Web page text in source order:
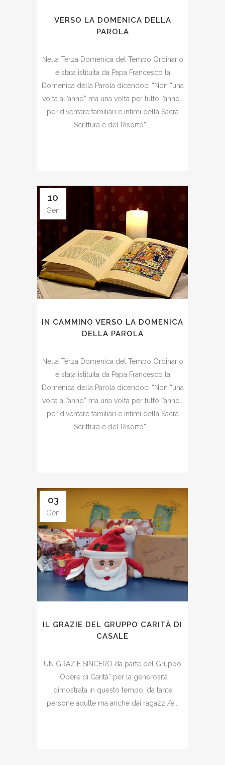
VERSO LA DOMENICA DELLA
PAROLA
Nella Terza Domenica del Tempo Ordinario
è stata istituita da Papa Francesco la
Domenica della Parola dicendoci “Non “una
volta all’anno” ma una volta per tutto l’anno…
per diventare familiari e intimi della Sacra
Scrittura e del Risorto”....
10
Gen
IN CAMMINO VERSO LA DOMENICA
DELLA PAROLA
Nella Terza Domenica del Tempo Ordinario
è stata istituita da Papa Francesco la
Domenica della Parola dicendoci “Non “una
volta all’anno” ma una volta per tutto l’anno…
per diventare familiari e intimi della Sacra
Scrittura e del Risorto”....
03
Gen
IL GRAZIE DEL GRUPPO CARITÀ DI
CASALE
UN GRAZIE SINCERO da parte del Gruppo
“Opere di Carità” per la generosità
dimostrata in questo tempo, da tante
persone adulte ma anche dai ragazzi/e...